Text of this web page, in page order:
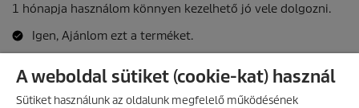
A weboldal sütiket (cookie-kat) használ
Sütiket használunk az oldalunk megfelelő működésének